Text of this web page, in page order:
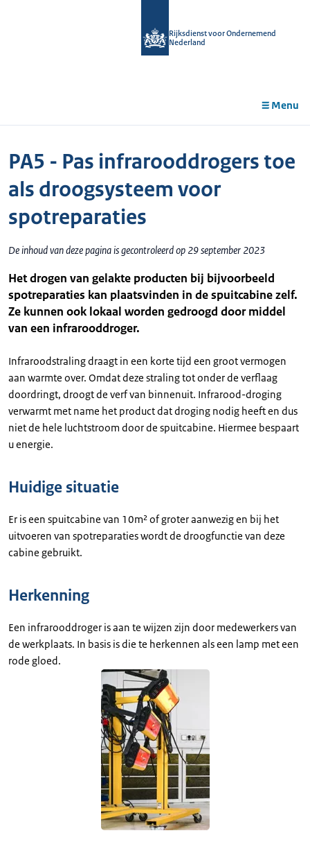
Rijksdienst voor Ondernemend
Nederland
Menu
PA5 - Pas infrarooddrogers toe
als droogsysteem voor
spotreparaties
De inhoud van deze pagina is gecontroleerd op 29 september 2023
Het drogen van gelakte producten bij bijvoorbeeld
spotreparaties kan plaatsvinden in de spuitcabine zelf.
Ze kunnen ook lokaal worden gedroogd door middel
van een infrarooddroger.
Infraroodstraling draagt in een korte tijd een groot vermogen
aan warmte over. Omdat deze straling tot onder de verflaag
doordringt, droogt de verf van binnenuit. Infrarood-droging
verwarmt met name het product dat droging nodig heeft en dus
niet de hele luchtstroom door de spuitcabine. Hiermee bespaart
u energie.
Huidige situatie
Er is een spuitcabine van 10m² of groter aanwezig en bij het
uitvoeren van spotreparaties wordt de droogfunctie van deze
cabine gebruikt.
Herkenning
Een infrarooddroger is aan te wijzen zijn door medewerkers van
de werkplaats. In basis is die te herkennen als een lamp met een
rode gloed.